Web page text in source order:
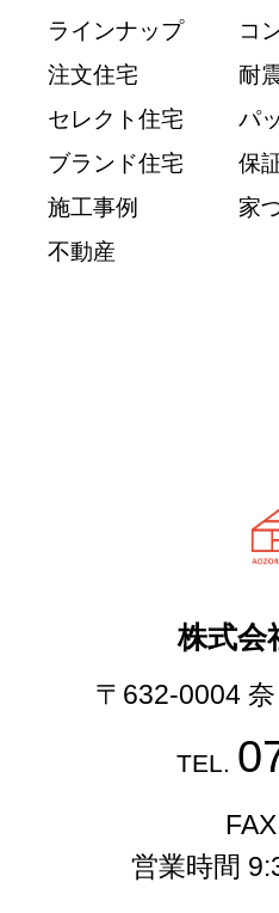
ラインナップ
注文住宅
セレクト住宅
ブランド住宅
施工事例
不動産
コ
耐
パ
保
家
株式会
〒632-0004
TEL.
営業時間